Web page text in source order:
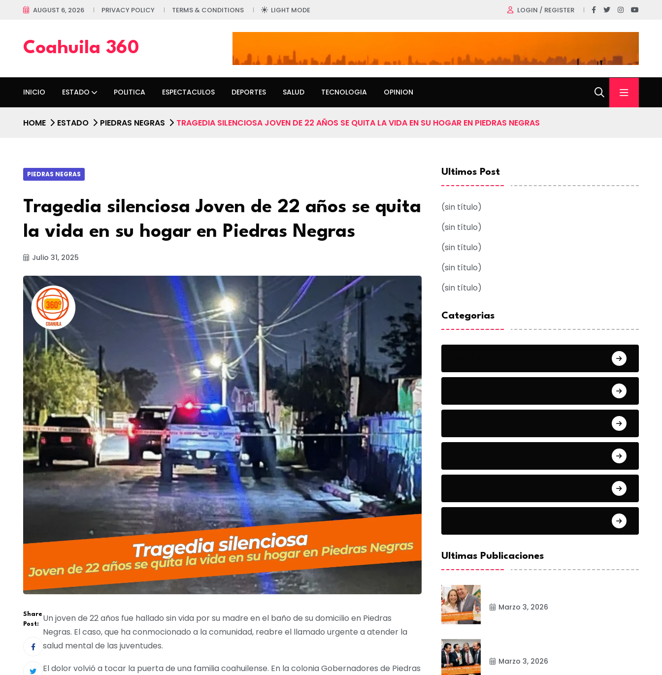
AUGUST 6, 2026 PRIVACY POLICY TERMS & CONDITIONS LIGHT MODE LOGIN / REGISTER
Coahuila 360
INICIO ESTADO POLITICA ESPECTACULOS DEPORTES SALUD TECNOLOGIA OPINION
HOME ESTADO PIEDRAS NEGRAS TRAGEDIA SILENCIOSA JOVEN DE 22 AÑOS SE QUITA LA VIDA EN SU HOGAR EN PIEDRAS NEGRAS
PIEDRAS NEGRAS
Tragedia silenciosa Joven de 22 años se quita
la vida en su hogar en Piedras Negras
Julio 31, 2025
Share
Post:
Un joven de 22 años fue hallado sin vida por su madre en el baño de su domicilio en Piedras
Negras. El caso, que ha conmocionado a la comunidad, reabre el llamado urgente a atender la
salud mental de las juventudes.
El dolor volvió a tocar la puerta de una familia coahuilense. En la colonia Gobernadores de Piedras
Ultimos Post
(sin título)
(sin título)
(sin título)
(sin título)
(sin título)
Categorias
Ultimas Publicaciones
Marzo 3, 2026
Marzo 3, 2026